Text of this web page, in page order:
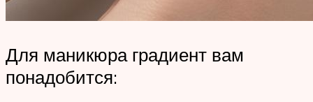
Для маникюра градиент вам
понадобится: